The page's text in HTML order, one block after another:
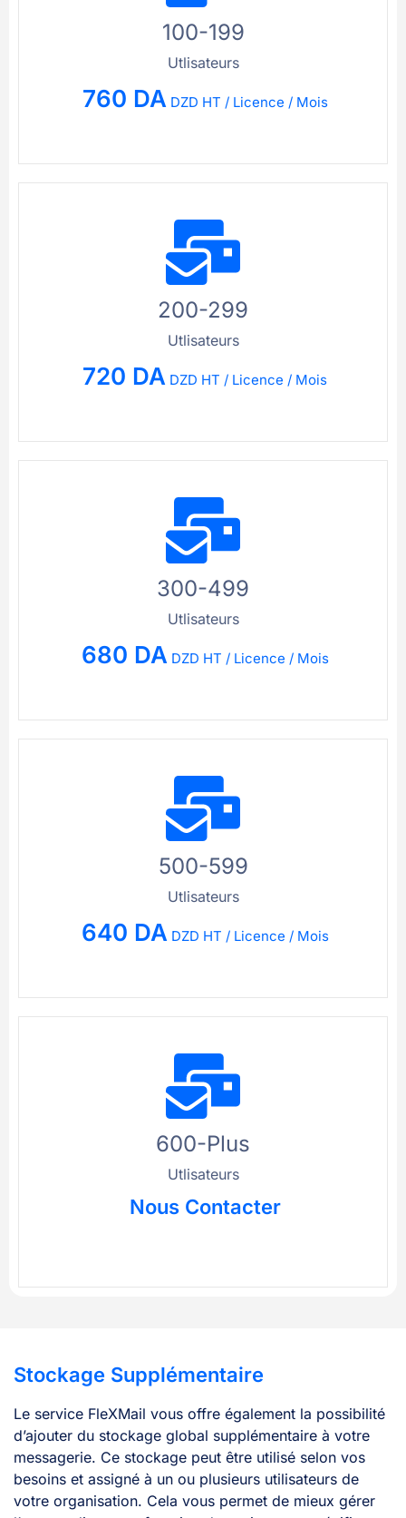
100-199
Utlisateurs
760 DA DZD HT / Licence / Mois
200-299
Utlisateurs
720 DA DZD HT / Licence / Mois
300-499
Utlisateurs
680 DA DZD HT / Licence / Mois
500-599
Utlisateurs
640 DA DZD HT / Licence / Mois
600-Plus
Utlisateurs
Nous Contacter
Stockage Supplémentaire
Le service FleXMail vous offre également la possibilité
d’ajouter du stockage global supplémentaire à votre
messagerie. Ce stockage peut être utilisé selon vos
besoins et assigné à un ou plusieurs utilisateurs de
votre organisation. Cela vous permet de mieux gérer